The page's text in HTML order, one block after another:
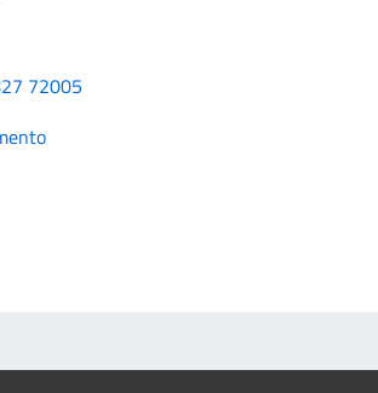
72005